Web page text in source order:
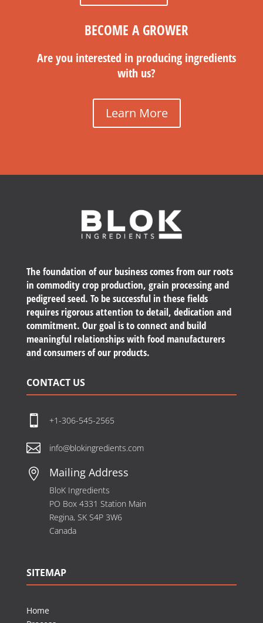
BECOME A GROWER
Are you interested in producing ingredients
with us?
Learn More
The foundation of our business comes from our roots
in commodity crop production, grain processing and
pedigreed seed. To be successful in these fields
requires rigorous attention to detail, dedication and
commitment. Our goal is to connect and build
meaningful relationships with food manufacturers
and consumers of our products.
CONTACT US
 +1-306-545-2565
 info@blokingredients.com
 Mailing Address
BloK Ingredients
PO Box 4331 Station Main
Regina, SK S4P 3W6
Canada
SITEMAP
Home